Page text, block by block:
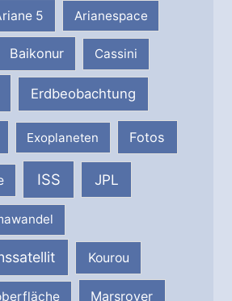
5 Arianespace
Baikonur Cassini
Erdbeobachtung
Exoplaneten Fotos
ISS JPL
Kourou
Marsrover